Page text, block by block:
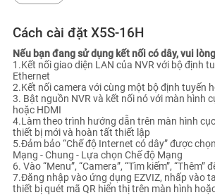
Cách cài đặt X5S-16H
Nếu bạn đang sử dụng kết nối có dây, vui
1.Kết nối giao diện LAN của NVR với bộ định
Ethernet
2.Kết nối camera với cùng một bộ định tuyến
3. Bật nguồn NVR và kết nối nó với màn hình
hoặc HDMI
4.Làm theo trình hướng dẫn trên màn hình
thiết bị mới và hoàn tất thiết lập
5.Đảm bảo “Chế độ Internet có dây” được
Mạng - Chung - Lựa chọn Chế độ Mạng
6. Vào “Menu”, “Camera”, “Tìm kiếm”, “Thêm”
7.Đăng nhập vào ứng dụng EZVIZ, nhấp vào
thiết bị quét mã QR hiển thị trên màn hình